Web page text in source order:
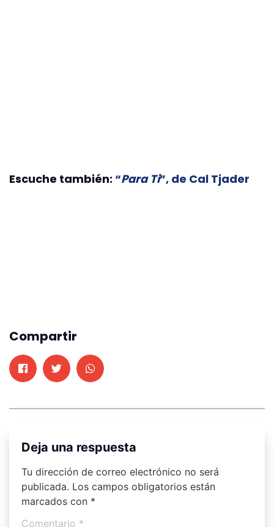
Escuche también: “Para Ti”, de Cal Tjader
Compartir
Deja una respuesta
Tu dirección de correo electrónico no será
publicada. Los campos obligatorios están
marcados con *
Comentario *